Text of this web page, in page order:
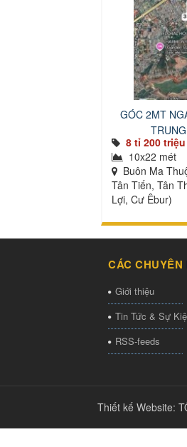
GÓC 2MT
8 tỉ 200 triệu
10x22 mét
Buôn Ma
Tân Tiến, Tân
Lợi, Cư Êbur)
CÁC CHUYÊN
Giới thiệu
Tin Tức & Sự
RSS-feeds
Thiết kế Website: